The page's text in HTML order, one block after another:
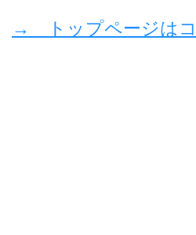
→ トップページは